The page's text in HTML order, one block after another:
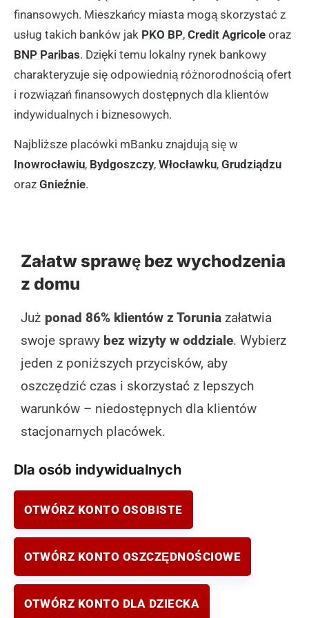
Atrium Copernicus na Jakubskim Przedmieściu w
Toruniu, w sąsiedztwie sklepów CentralShop i IKEA
Studio. Placówka jest dostępna dla klientów
indywidualnych przez cały tydzień w godzinach 9:00-
20:00, także w handlowe niedziele. W oddziale można
skorzystać z pełnej oferty usług finansowych, w tym
kart kredytowych. Centrum handlowe dysponuje
przestronnym parkingiem dla klientów.
mKiosk mBanku w Toruniu –
ul. Olsztyńska 8
Bielawy
Oddział mieści się w Centrum Handlowym Bielawy
przy ulicy Olsztyńskiej w Toruniu, gdzie znajdziesz
również popularne sklepy takie jak CCC, JYSK czy
Action. Placówka jest dostępna dla klientów
godzinach 10:00-20:00 oraz w handlowe niedziele od
10:00 do 18:00. W oddziale można skorzystać z
gotówkowych, firmowych, odnawialnych oraz
Oddział Korporacyjny mBanku w Toruniu
finansowych. Mieszkańcy miasta mogą skorzystać z
usług takich banków jak PKO BP, Credit Agricole oraz
BNP Paribas. Dzięki temu lokalny rynek bankowy
charakteryzuje się odpowiednią różnorodnością ofert
i rozwiązań finansowych dostępnych dla klientów
indywidualnych i biznesowych.
Najbliższe placówki mBanku znajdują się w
Inowrocławiu, Bydgoszczy, Włocławku, Grudziądzu
oraz Gnieźnie.
Załatw sprawę bez wychodzenia
z domu
Już ponad 86% klientów z Torunia załatwia
swoje sprawy bez wizyty w oddziale. Wybierz
jeden z poniższych przycisków, aby
oszczędzić czas i skorzystać z lepszych
warunków – niedostępnych dla klientów
stacjonarnych placówek.
Dla osób indywidualnych
OTWÓRZ KONTO OSOBISTE
OTWÓRZ KONTO OSZCZĘDNOŚCIOWE
OTWÓRZ KONTO DLA DZIECKA